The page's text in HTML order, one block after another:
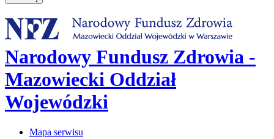
Narodowy Fundusz Zdrowia -
Mazowiecki Oddział
Wojewódzki
Mapa serwisu